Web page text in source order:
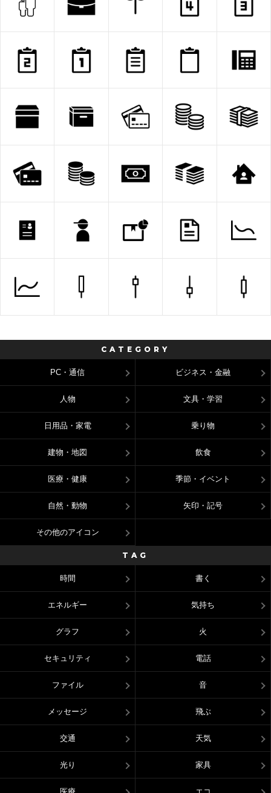
CATEGORY
PC・通信 ビジネス・金融
人物 文具・学習
日用品・家電 乗り物
建物・地図 飲食
医療・健康 季節・イベント
自然・動物 矢印・記号
その他のアイコン
TAG
時間 書く
エネルギー 気持ち
グラフ 火
セキュリティ 電話
ファイル 音
メッセージ 飛ぶ
交通 天気
光り 家具